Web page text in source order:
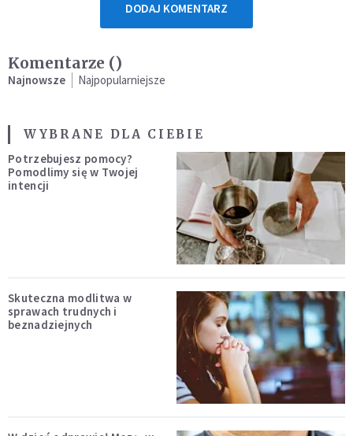
DODAJ KOMENTARZ
Komentarze ()
Najnowsze Najpopularniejsze
WYBRANE DLA CIEBIE
Potrzebujesz pomocy?
Pomodlimy się w Twojej
intencji
Skuteczna modlitwa w
sprawach trudnych i
beznadziejnych